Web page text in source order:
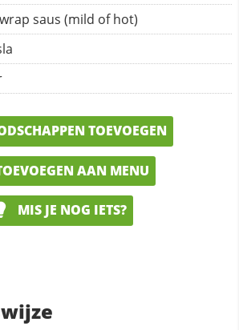
saus (mild of hot)
TOEVOEGEN
AAN MENU
MIS JE NOG IETS?